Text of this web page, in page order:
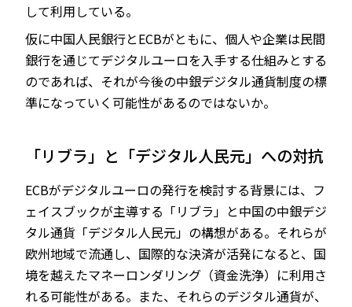
して利用している。
仮に中国人民銀行とECBがともに、個人や企業は民間
銀行を通じてデジタルユーロを入手する仕組みとする
のであれば、それが今後の中銀デジタル通貨制度の標
準になっていく可能性があるのではないか。
「リブラ」と「デジタル人民元」への対抗
ECBがデジタルユーロの発行を検討する背景には、フ
ェイスブックが主導する「リブラ」と中国の中銀デジ
タル通貨「デジタル人民元」の構想がある。それらが
欧州地域で流通し、国際的な決済が活発になると、国
境を越えたマネーロンダリング（資金洗浄）に利用さ
れる可能性がある。また、それらのデジタル通貨が、